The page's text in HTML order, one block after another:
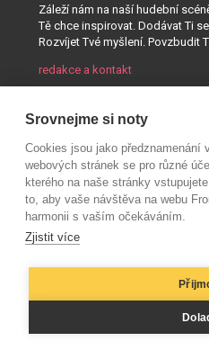
Záleží nám na naší hudební
Tě chce inspirovat. Dodávat Ti
Rozvíjet Tvé myšlení. Povzbudit
redakce a kontakt
Srovnejme si noty
Cookies jsou jako předznamenání
webových stránek se pro různé
kterého na naše stránky
to, aby vaše návštěva na webu
harmonii s vaším očekáváním.
Zjistit více